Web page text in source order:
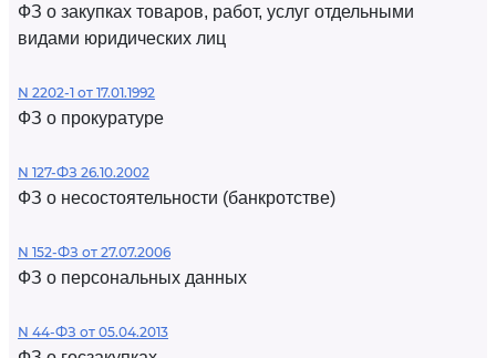
ФЗ о закупках товаров, работ, услуг отдельными
видами юридических лиц
N 2202-1 от 17.01.1992
ФЗ о прокуратуре
N 127-ФЗ 26.10.2002
ФЗ о несостоятельности (банкротстве)
N 152-ФЗ от 27.07.2006
ФЗ о персональных данных
N 44-ФЗ от 05.04.2013